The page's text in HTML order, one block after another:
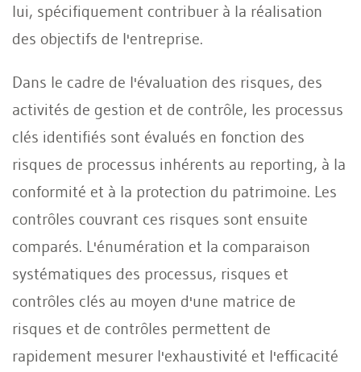
lui, spécifiquement contribuer à la réalisation
des objectifs de l'entreprise.
Dans le cadre de l'évaluation des risques, des
activités de gestion et de contrôle, les processus
clés identifiés sont évalués en fonction des
risques de processus inhérents au reporting, à la
conformité et à la protection du patrimoine. Les
contrôles couvrant ces risques sont ensuite
comparés. L'énumération et la comparaison
systématiques des processus, risques et
contrôles clés au moyen d'une matrice de
risques et de contrôles permettent de
rapidement mesurer l'exhaustivité et l'efficacité